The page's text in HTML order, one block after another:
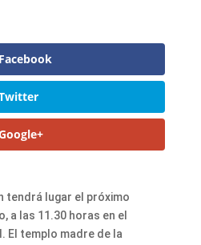
tendrá lugar el próximo
a las 11.30 horas en el
El templo madre de la